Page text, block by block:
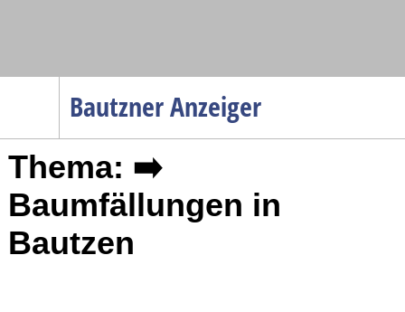
Bautzner Anzeiger
Menüpunkte
Startseite
Gesellschaft
Wirtschaft
Thema: ➡️
Baumfällungen in
Bautzen